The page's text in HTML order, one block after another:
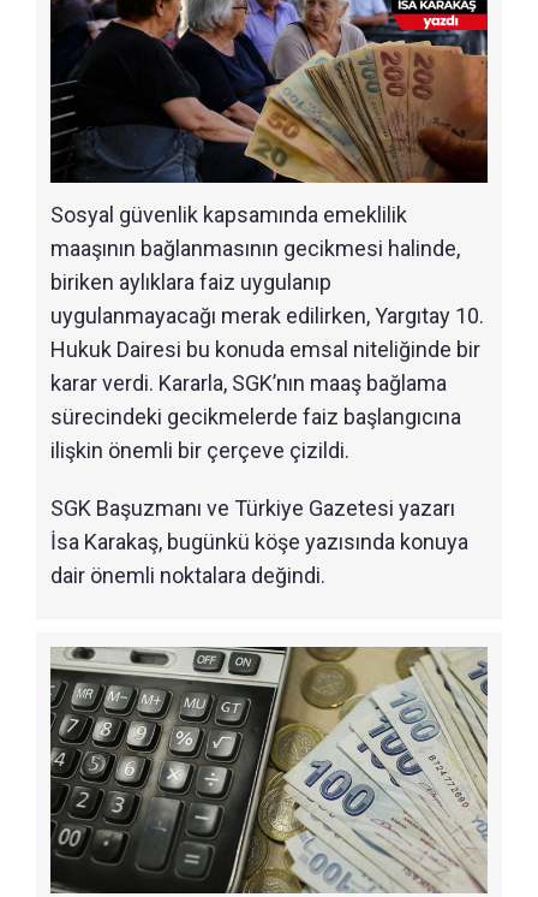
Sosyal güvenlik kapsamında emeklilik
maaşının bağlanmasının gecikmesi halinde,
biriken aylıklara faiz uygulanıp
uygulanmayacağı merak edilirken, Yargıtay 10.
Hukuk Dairesi bu konuda emsal niteliğinde bir
karar verdi. Kararla, SGK’nın maaş bağlama
sürecindeki gecikmelerde faiz başlangıcına
ilişkin önemli bir çerçeve çizildi.
SGK Başuzmanı ve Türkiye Gazetesi yazarı
İsa Karakaş, bugünkü köşe yazısında konuya
dair önemli noktalara değindi.